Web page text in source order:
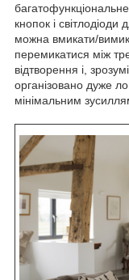
багатофункціональне
кнопок і
можна вмикати/
перемикатися між
відтворення і,
організовано дуже
мінімальним